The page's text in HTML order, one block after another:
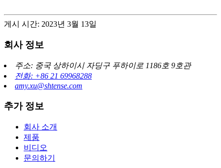
게시 시간: 2023년 3월 13일
회사 정보
주소: 중국 상하이시 자딩구 푸하이로 1186호 9호관
전화: +86 21 69968288
amy.xu@shtense.com
추가 정보
회사 소개
제품
비디오
문의하기